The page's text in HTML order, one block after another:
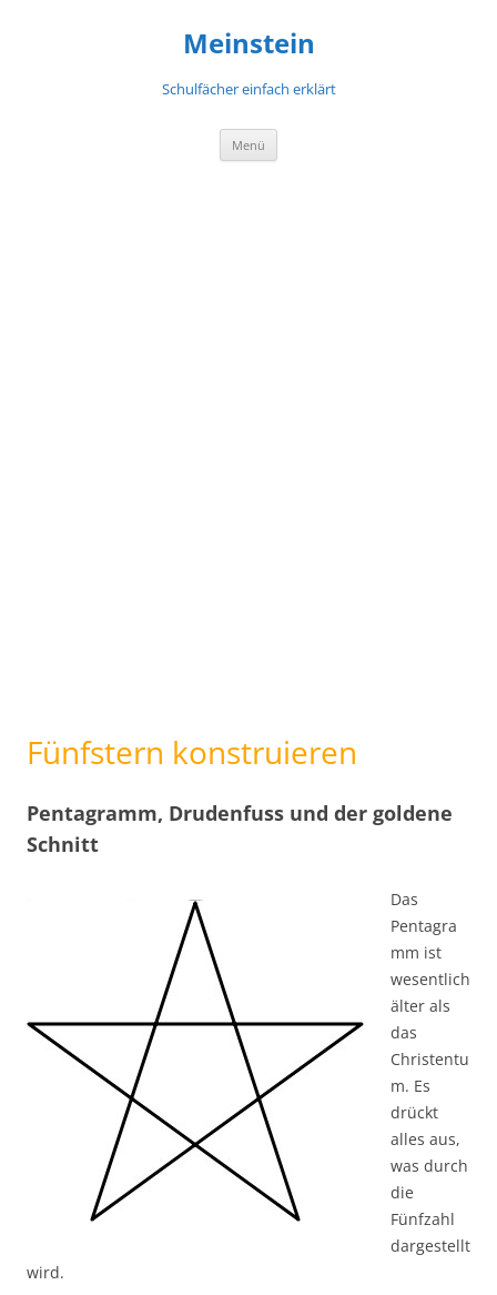
Meinstein
Schulfächer einfach erklärt
Menü
Fünfstern konstruieren
Pentagramm, Drudenfuss und der goldene
Schnitt
Das
Pentagra
mm ist
wesentlich
älter als
das
Christentu
m. Es
drückt
alles aus,
was durch
die
Fünfzahl
dargestellt
wird.